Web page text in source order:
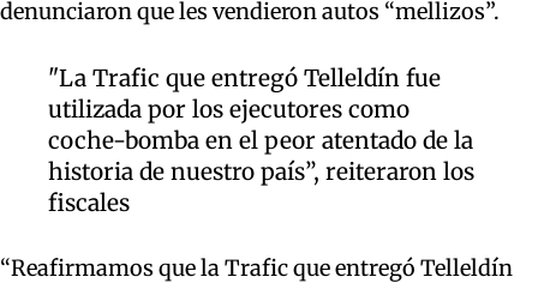
denunciaron que les vendieron autos “mellizos”.
"La Trafic que entregó Telleldín fue
utilizada por los ejecutores como
coche-bomba en el peor atentado de la
historia de nuestro país”, reiteraron los
fiscales
“Reafirmamos que la Trafic que entregó Telleldín